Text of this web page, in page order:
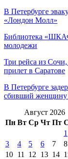
В Петербурге
«Лондон Молл»
Библиотека
молодежи
Три рейса из
прилет в Саратове
В Петербурге
сбивший женщину
Август 2026
Пн Вт Ср Чт Пт
1
3
4 5 6 7 8
10 11 12 13 14